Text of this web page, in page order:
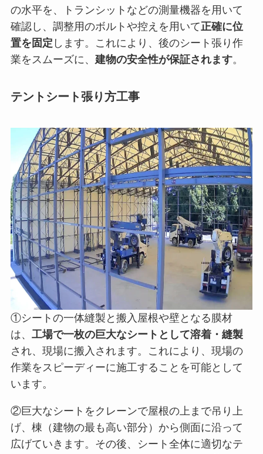
の水平を、トランシットなどの測量機器を用いて
確認し、調整用のボルトや控えを用いて正確に位
置を固定 します。これにより、後のシート張り作
業をスムーズに、 建物の安全性が保証されます。
テントシート張り方工事
①シートの一体縫製と搬入屋根や壁となる膜材
は、 工場で一枚の巨大なシートとして溶着・縫製
され、現場に搬入されます。これにより、現場の
作業をスピーディーに施工することを可能として
います。
②巨大なシートをクレーンで屋根の上まで吊り上
げ、棟（建物の最も高い部分）から側面に沿って
広げていきます。その後、シート全体に適切なテ